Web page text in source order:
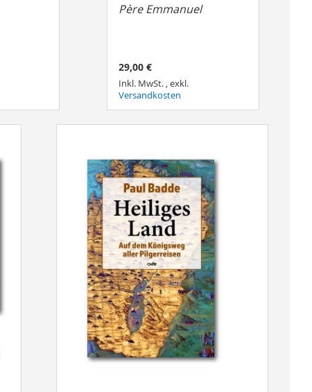
Père Emmanuel
29,00 €
Inkl. MwSt. ,exkl.
Versandkosten